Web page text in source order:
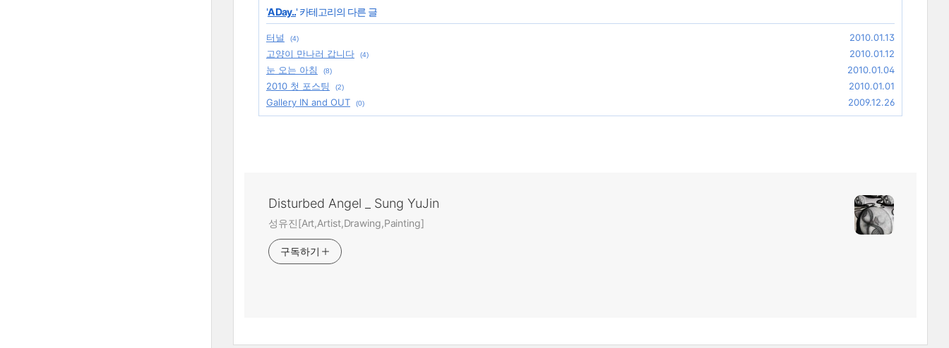
'A Day..' 카테고리의 다른 글
터널 (4)
2010.01.13
고양이 만나러 갑니다
(4)
2010.01.12
눈 오는 아침
(8)
2010.01.04
2010 첫 포스팅
(2)
2010.01.01
Gallery IN and OUT
(0) 2009.12.26
Disturbed Angel _ Sung YuJin
성유진[Art,Artist,Drawing,Painting]
구독하기